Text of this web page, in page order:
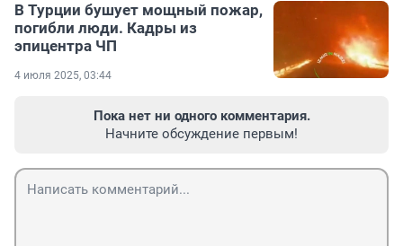
В Турции бушует мощный пожар,
погибли люди. Кадры из
эпицентра ЧП
4 июля 2025, 03:44
Пока нет ни одного комментария.
Начните обсуждение первым!